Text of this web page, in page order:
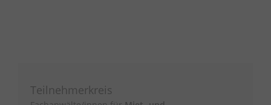
Teilnehmerkreis